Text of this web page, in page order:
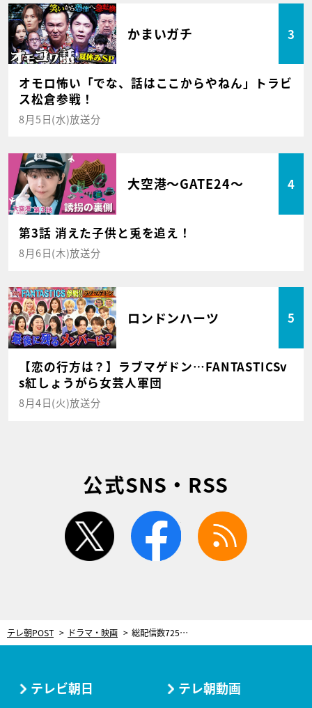
かまいガチ 3
オモロ怖い「でな、話はここからやねん」トラビ
ス松倉参戦！
8月5日(水)放送分
大空港～GATE24～ 4
第3話 消えた子供と兎を追え！
8月6日(木)放送分
ロンドンハーツ 5
【恋の行方は？】ラブマゲドン…FANTASTICSv
s紅しょうがら女芸人軍団
8月4日(火)放送分
公式SNS・RSS
twitter facebook
テレ朝POST ドラマ・映画 総配信数725万回超えのドラマ『大追跡』で衝撃事実が判明！まさかの“双子”登場に遠藤憲一も太鼓判
テレビ朝日 テレ朝動画